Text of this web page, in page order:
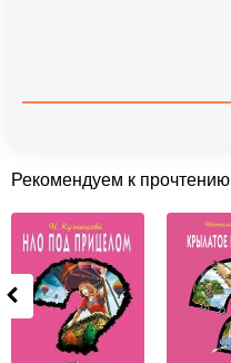
Рекомендуем к прочтению